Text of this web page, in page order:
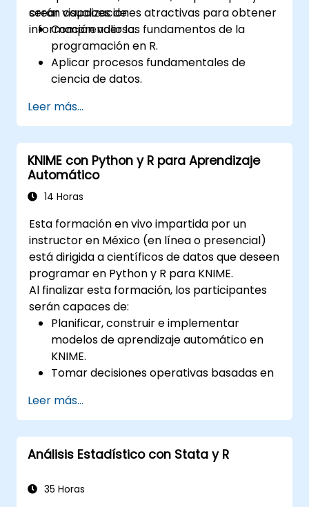
crear visualizaciones atractivas para obtener
información valiosa.
serán capaces de:
Comprender los fundamentos de la
programación en R.
Aplicar procesos fundamentales de
ciencia de datos.
datos.
Leer más...
KNIME con Python y R para Aprendizaje
Automático
14 Horas
Esta formación en vivo impartida por un
instructor en México (en línea o presencial)
está dirigida a científicos de datos que deseen
programar en Python y R para KNIME.
Al finalizar esta formación, los participantes
serán capaces de:
Planificar, construir e implementar
modelos de aprendizaje automático en
KNIME.
Tomar decisiones operativas basadas en
Implementar proyectos de ciencia de
datos de principio a fin.
Leer más...
Análisis Estadístico con Stata y R
35 Horas